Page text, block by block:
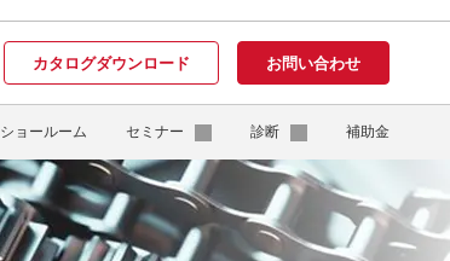
カタログダウンロード お問い合わせ
ショールーム セミナー 診断 補助金